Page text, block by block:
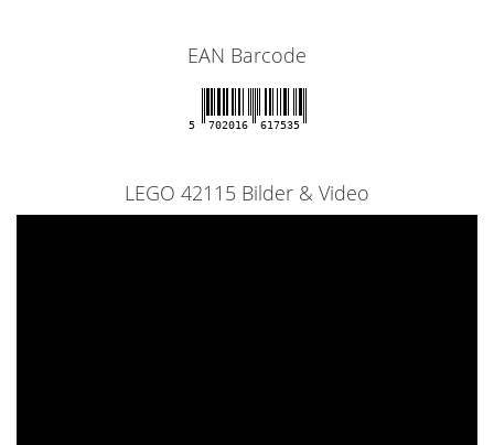
EAN Barcode
5 702016 617535
LEGO 42115 Bilder & Video